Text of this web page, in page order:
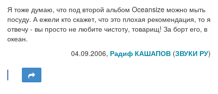
Я тоже думаю, что под второй альбом Oceansize можно мыть
посуду. А ежели кто скажет, что это плохая рекомендация, то я
отвечу - вы просто не любите чистоту, товарищ! За борт его, в
океан.
04.09.2006, Радиф КАШАПОВ (ЗВУКИ РУ)